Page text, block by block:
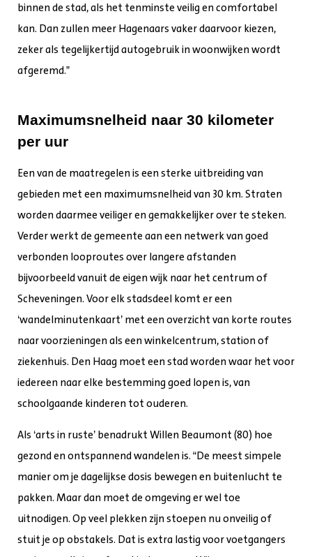
binnen de stad, als het tenminste veilig en comfortabel
kan. Dan zullen meer Hagenaars vaker daarvoor kiezen,
zeker als tegelijkertijd autogebruik in woonwijken wordt
afgeremd.”
Maximumsnelheid naar 30 kilometer
per uur
Een van de maatregelen is een sterke uitbreiding van
gebieden met een maximumsnelheid van 30 km. Straten
worden daarmee veiliger en gemakkelijker over te steken.
Verder werkt de gemeente aan een netwerk van goed
verbonden looproutes over langere afstanden
bijvoorbeeld vanuit de eigen wijk naar het centrum of
Scheveningen. Voor elk stadsdeel komt er een
‘wandelminutenkaart’ met een overzicht van korte routes
naar voorzieningen als een winkelcentrum, station of
ziekenhuis. Den Haag moet een stad worden waar het voor
iedereen naar elke bestemming goed lopen is, van
schoolgaande kinderen tot ouderen.
Als ‘arts in ruste’ benadrukt Willen Beaumont (80) hoe
gezond en ontspannend wandelen is. “De meest simpele
manier om je dagelijkse dosis bewegen en buitenlucht te
pakken. Maar dan moet de omgeving er wel toe
uitnodigen. Op veel plekken zijn stoepen nu onveilig of
stuit je op obstakels. Dat is extra lastig voor voetgangers